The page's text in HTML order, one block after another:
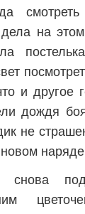
на
и другое
дождя
не
снова